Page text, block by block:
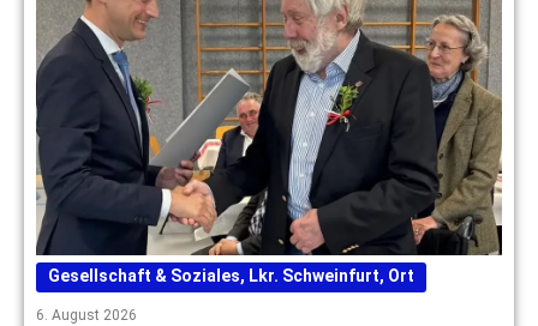
Gesellschaft & Soziales, Lkr. Schweinfurt, Ort
6. August 2026